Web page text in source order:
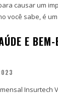
sabe, é um dos
E
Insurtech